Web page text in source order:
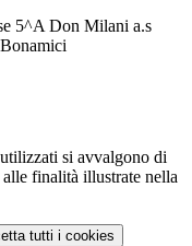
5^A Don Milani a.s
si avvalgono di
finalità illustrate nella
tutti i cookies